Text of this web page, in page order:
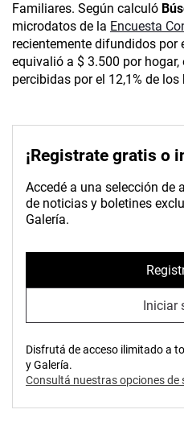
Familiares. Según calculó
microdatos de la Encuesta
recientemente difundidos por
equivalió a $ 3.500 por hogar,
percibidas por el 12,1% de
¡Registrate gratis o
Accedé a una selección de
de noticias y boletines
Galería.
Iniciar
Disfrutá de acceso ilimitado a
y Galería.
Consultá nuestras opciones de